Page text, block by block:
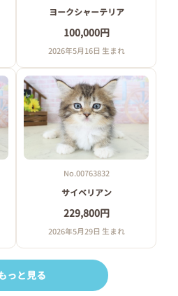
ヨークシャーテリア
100,000円
2026年5月16日 生まれ
No.00763832
サイベリアン
229,800円
2026年5月29日 生まれ
っと見る